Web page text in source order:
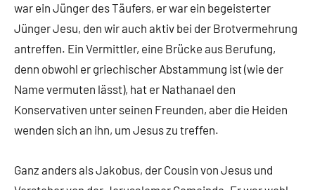
war ein Jünger des Täufers, er war ein begeisterter
Jünger Jesu, den wir auch aktiv bei der Brotvermehrung
antreffen. Ein Vermittler, eine Brücke aus Berufung,
denn obwohl er griechischer Abstammung ist (wie der
Name vermuten lässt), hat er Nathanael den
Konservativen unter seinen Freunden, aber die Heiden
wenden sich an ihn, um Jesus zu treffen.
Ganz anders als Jakobus, der Cousin von Jesus und